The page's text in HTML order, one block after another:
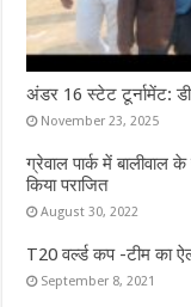
अंडर 16 स्टेट टूर्नामेंट:
November 23, 2025
ग्रेवाल पार्क में
किया पराजित
August 30, 2022
T20 वर्ल्ड कप -टीम का
September 8, 2021